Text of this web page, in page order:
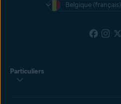
Belgique (français)
Particuliers